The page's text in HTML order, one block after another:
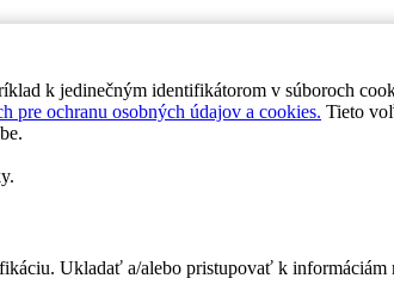
k jedinečným identifikátorom v súboroch
pre ochranu osobných údajov a cookies. Tieto
Ukladať a/alebo pristupovať k informáciám